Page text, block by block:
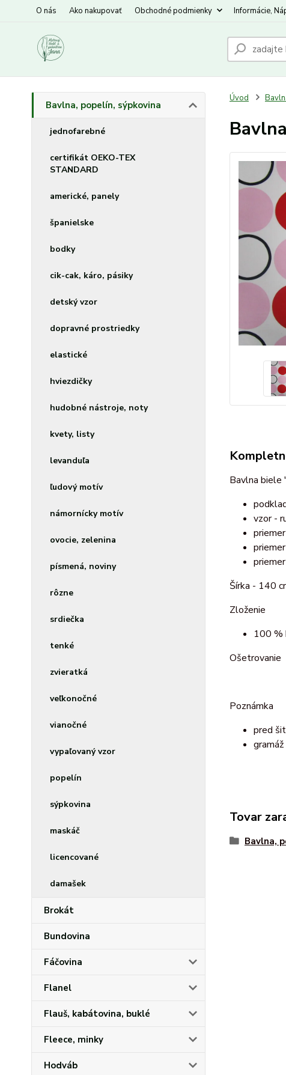
O nás Ako nakupovať Obchodné podmienky Informácie,
Bavlna, popelín, sýpkovina
jednofarebné
certifikát OEKO-TEX
STANDARD
americké, panely
španielske
bodky
cik-cak, káro, pásiky
detský vzor
dopravné prostriedky
elastické
hviezdičky
hudobné nástroje, noty
kvety, listy
levanduľa
ľudový motív
námornícky motív
ovocie, zelenina
písmená, noviny
rôzne
srdiečka
tenké
zvieratká
veľkonočné
vianočné
vypaľovaný vzor
popelín
sýpkovina
maskáč
licencované
damašek
Brokát
Bundovina
Fáčovina
Flanel
Flauš, kabátovina, buklé
Fleece, minky
Hodváb
Úvod
Bavlna biele
vzor -
Šírka - 140
Zloženie
100 %
Ošetrovanie
Poznámka
pred
Tovar
Bavlna,